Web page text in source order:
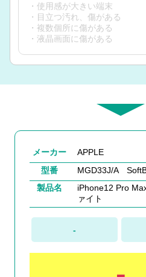
・使用感が大きい端末
・目立つ汚れ、傷がある
・複数個所に傷がある
・液晶画面に傷がある
メーカー
APPLE
型番
MGD33J/A
製品名
iPhone12 Pro
ァイト
-